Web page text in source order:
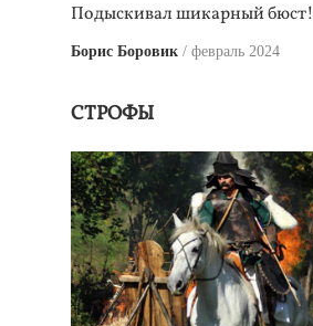
Подыскивал шикарный бюст!
Борис Боровик февраль 2024
СТРОФЫ